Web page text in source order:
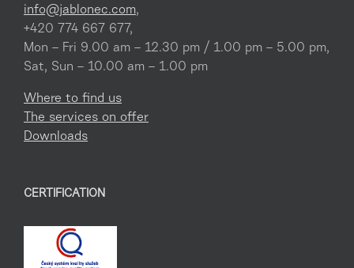
info@jablonec.com,
+420 774 667 677,
Mon – Fri 9.00 am – 12.30 pm / 1.00 pm – 5.00 pm,
Sat, Sun – 10.00 am – 1.00 pm
Where to find us
The services on offer
Downloads
CERTIFICATION